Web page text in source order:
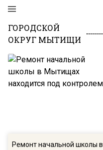
ГОРОДСКОЙ
ОКРУГ МЫТИЩИ
Ремонт начальной школы в